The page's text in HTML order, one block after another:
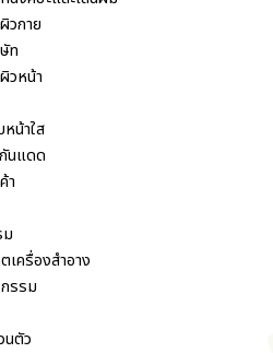
กาย
ท
หน้า
น้าใส
นแดด
า
เครื่องสำอาง
รรม
นตัว